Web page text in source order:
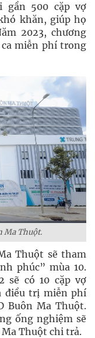
gần 500 cặp vợ
khăn, giúp họ
2023, chương
miễn phí trong
Ma Thuột.
Thuột sẽ tham
phúc” mùa 10.
sẽ có 10 cặp vợ
điều trị miễn phí
Buôn Ma Thuột.
ống nghiệm sẽ
Ma Thuột chi trả.